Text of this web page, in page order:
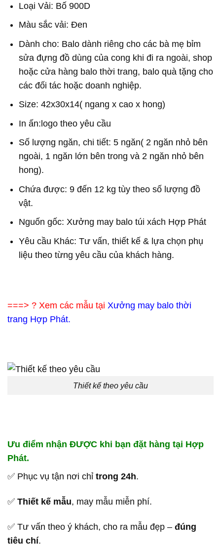
Loại Vải: Bố 900D
Màu sắc vải: Đen
Dành cho: Balo dành riêng cho các bà mẹ bỉm
sửa đựng đồ dùng của cong khi đi ra ngoài, shop
hoặc cửa hàng balo thời trang, balo quà tặng cho
các đối tác hoặc doanh nghiệp.
Size: 42x30x14( ngang x cao x hong)
In ấn:logo theo yêu cầu
Số lượng ngăn, chi tiết: 5 ngăn( 2 ngăn nhỏ bên
ngoài, 1 ngăn lớn bên trong và 2 ngăn nhỏ bên
hong).
Chứa được: 9 đến 12 kg tùy theo số lượng đồ
vật.
Nguốn gốc: Xưởng may balo túi xách Hợp Phát
Yêu cầu Khác: Tư vấn, thiết kế & lựa chọn phụ
liệu theo từng yêu cầu của khách hàng.
===> ? Xem các mẫu tại Xưởng may balo thời
trang Hợp Phát.
Thiết kế theo yêu cầu
Ưu điểm nhận ĐƯỢC khi bạn đặt hàng tại Hợp
Phát.
✅ Phục vụ tận nơi chỉ trong 24h.
✅ Thiết kế mẫu, may mẫu miễn phí.
✅ Tư vấn theo ý khách, cho ra mẫu đẹp – đúng
tiêu chí.